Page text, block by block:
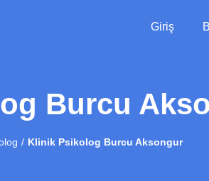
Giriş
Burcu
Klinik Psikolog Burcu Aksongur